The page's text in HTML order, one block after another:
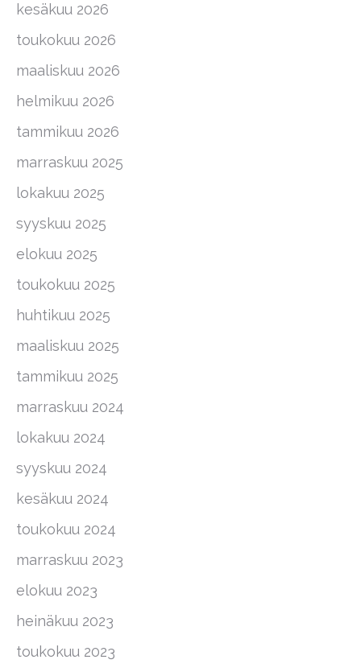
kesäkuu 2026
toukokuu 2026
maaliskuu 2026
helmikuu 2026
tammikuu 2026
marraskuu 2025
lokakuu 2025
syyskuu 2025
elokuu 2025
toukokuu 2025
huhtikuu 2025
maaliskuu 2025
tammikuu 2025
marraskuu 2024
lokakuu 2024
syyskuu 2024
kesäkuu 2024
toukokuu 2024
marraskuu 2023
elokuu 2023
heinäkuu 2023
toukokuu 2023